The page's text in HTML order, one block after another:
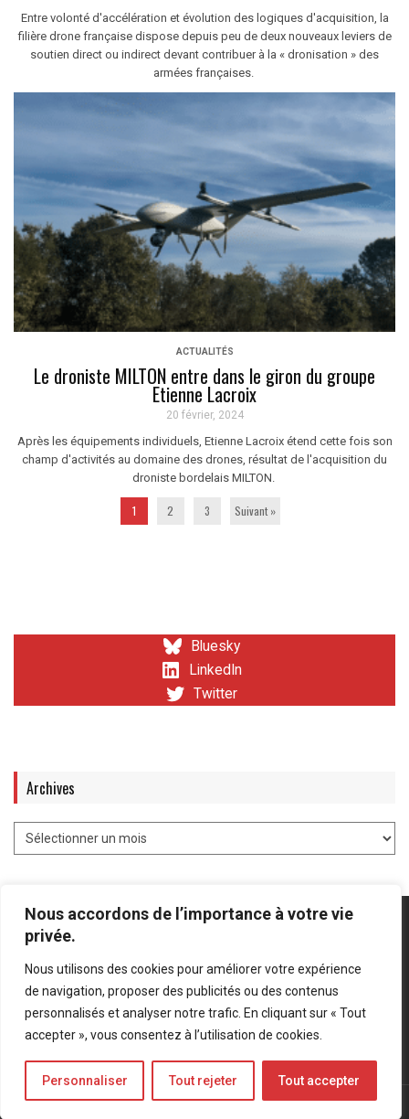
Nous accordons de l’importance à votre vie
privée.
Nous utilisons des cookies pour améliorer votre expérience
de navigation, proposer des publicités ou des contenus
personnalisés et analyser notre trafic. En cliquant sur « Tout
accepter », vous consentez à l’utilisation de cookies.
Personnaliser Tout rejeter Tout accepter
Entre volonté d'accélération et évolution des logiques d'acquisition, la
filière drone française dispose depuis peu de deux nouveaux leviers de
soutien direct ou indirect devant contribuer à la « dronisation » des
armées françaises.
ACTUALITÉS
Le droniste MILTON entre dans le giron du groupe
Etienne Lacroix
20 février, 2024
Après les équipements individuels, Etienne Lacroix étend cette fois son
champ d'activités au domaine des drones, résultat de l'acquisition du
droniste bordelais MILTON.
1 2 3 Suivant »
Bluesky
LinkedIn
Twitter
Archives
Mentions légales Politique de confidentialité
Bluesky
LinkedIn
Twitter
© Forces Operations Blog - 2022